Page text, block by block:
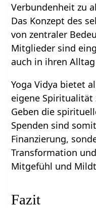
Verbundenheit zu
Das Konzept des
von zentraler
Mitglieder sind
auch in ihren
Yoga Vidya bietet
eigene Spiritualität
Geben die
Spenden sind
Finanzierung,
Transformation
Mitgefühl und
Fazit